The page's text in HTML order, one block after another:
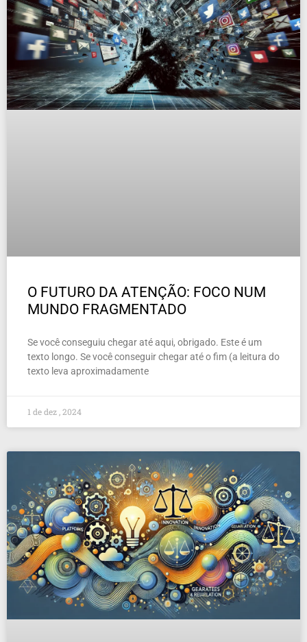
O FUTURO DA ATENÇÃO: FOCO NUM
MUNDO FRAGMENTADO
Se você conseguiu chegar até aqui, obrigado. Este é um
texto longo. Se você conseguir chegar até o fim (a leitura do
texto leva aproximadamente
1 de dez , 2024